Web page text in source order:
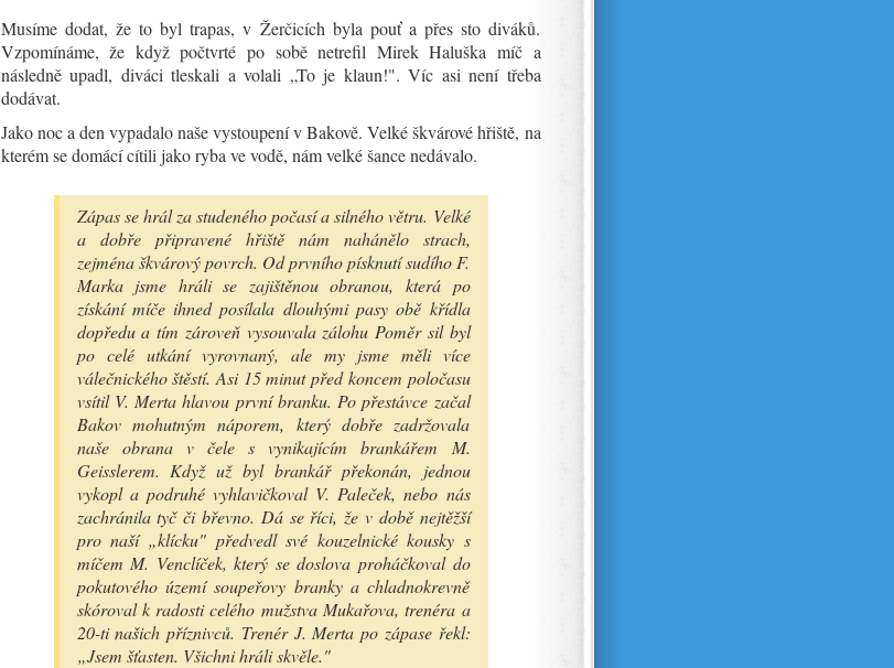
Musíme dodat, že to byl trapas, v Žerčicích byla pouť a přes sto diváků.
Vzpomínáme, že když počtvrté po sobě netrefil Mirek Haluška míč a
následně upadl, diváci tleskali a volali „To je klaun!". Víc asi není třeba
dodávat.
Jako noc a den vypadalo naše vystoupení v Bakově. Velké škvárové hřiště, na
kterém se domácí cítili jako ryba ve vodě, nám velké šance nedávalo.
Zápas se hrál za studeného počasí a silného větru. Velké
a dobře připravené hřiště nám nahánělo strach,
zejména škvárový povrch. Od prvního písknutí sudího F.
Marka jsme hráli se zajištěnou obranou, která po
získání míče ihned posílala dlouhými pasy obě křídla
dopředu a tím zároveň vysouvala zálohu Poměr sil byl
po celé utkání vyrovnaný, ale my jsme měli více
válečnického štěstí. Asi 15 minut před koncem poločasu
vsítil V. Merta hlavou první branku. Po přestávce začal
Bakov mohutným náporem, který dobře zadržovala
naše obrana v čele s vynikajícím brankářem M.
Geisslerem. Když už byl brankář překonán, jednou
vykopl a podruhé vyhlavičkoval V. Paleček, nebo nás
zachránila tyč či břevno. Dá se říci, že v době nejtěžší
pro naší „klícku" předvedl své kouzelnické kousky s
míčem M. Venclíček, který se doslova proháčkoval do
pokutového území soupeřovy branky a chladnokrevně
skóroval k radosti celého mužstva Mukařova, trenéra a
20-ti našich příznivců. Trenér J. Merta po zápase řekl:
„Jsem šťasten. Všichni hráli skvěle."